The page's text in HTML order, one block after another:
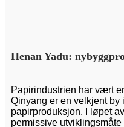
Henan Yadu:
Papirindustrien har vært
Qinyang er en velkjent by
papirproduksjon. I løpet
permissive